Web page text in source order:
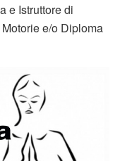
e Istruttore di
e/o Diploma